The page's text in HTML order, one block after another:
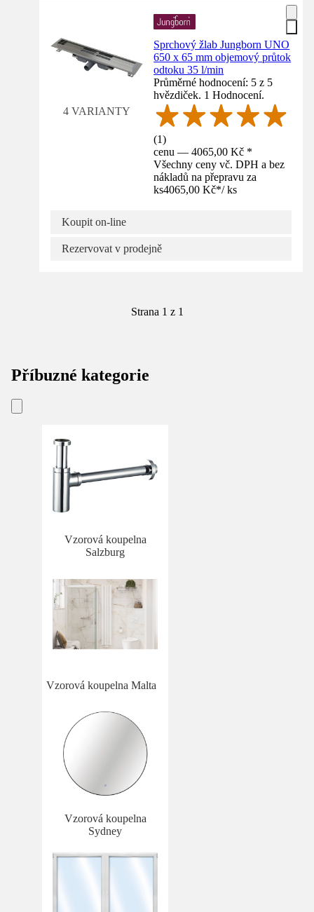
4 VARIANTY
Sprchový žlab Jungborn UNO
650 x 65 mm objemový průtok
odtoku 35 l/min
Průměrné hodnocení: 5 z 5
hvězdiček. 1 Hodnocení.
(1)
cenu — 4065,00 Kč *
Všechny ceny vč. DPH a bez
nákladů na přepravu za
ks4065,00 Kč*/ ks
Koupit on-line
Rezervovat v prodejně
Strana 1 z 1
Příbuzné kategorie
Vzorová koupelna
Salzburg
Vzorová koupelna Malta
Vzorová koupelna
Sydney